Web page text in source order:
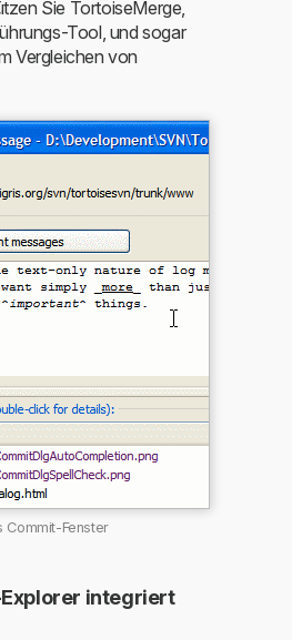
Sie TortoiseMerge,
Tool, und sogar
Vergleichen von
Commit-Fenster
integriert